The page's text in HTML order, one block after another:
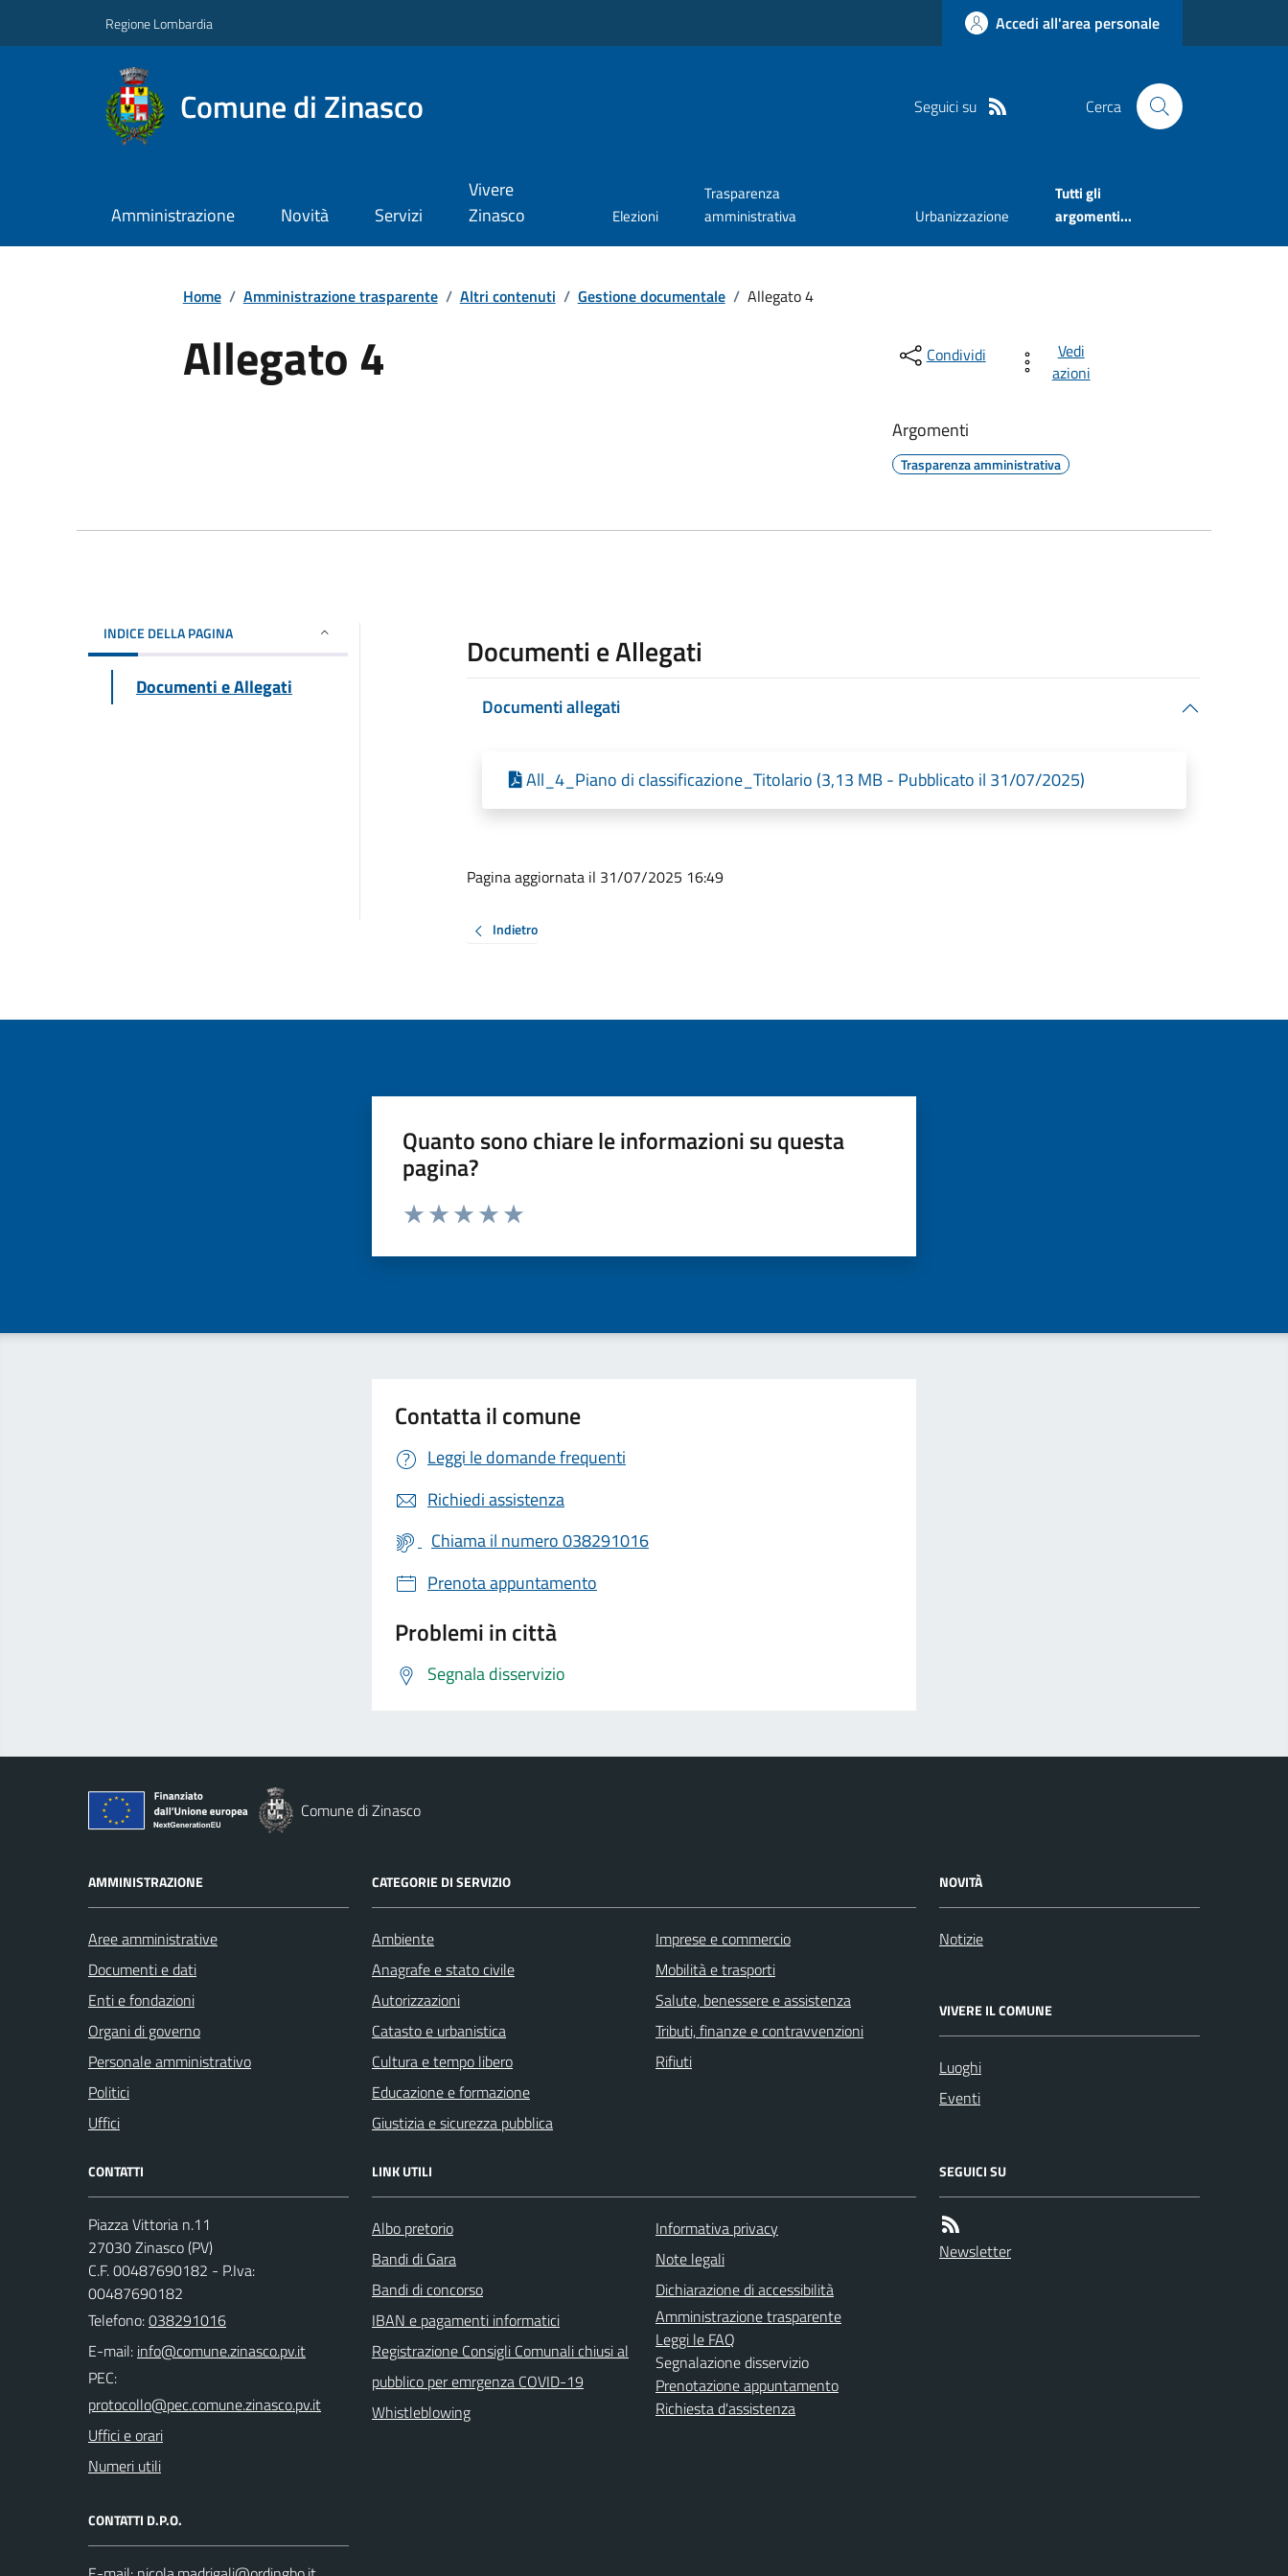
Regione Lombardia Accedi all'area personale
Comune di Zinasco Seguici su Cerca
Amministrazione Novità Servizi
Vivere
Zinasco
Elezioni
Trasparenza
amministrativa
Urbanizzazione
Tutti gli
argomenti...
Home / Amministrazione trasparente / Altri contenuti / Gestione documentale / Allegato 4
Allegato 4 Condividi
Vedi
azioni
Argomenti
Trasparenza amministrativa
INDICE DELLA PAGINA
Documenti e Allegati
Documenti e Allegati
Documenti allegati
All_4_Piano di classificazione_Titolario (3,13 MB - Pubblicato il 31/07/2025)
Pagina aggiornata il 31/07/2025 16:49
Indietro
Quanto sono chiare le informazioni su questa
pagina?
Valuta da 1 a 5 stelle la pagina
Contatta il comune
Leggi le domande frequenti
Richiedi assistenza
Chiama il numero 038291016
Prenota appuntamento
Problemi in città
Segnala disservizio
Comune di Zinasco
AMMINISTRAZIONE
Aree amministrative
Documenti e dati
Enti e fondazioni
Organi di governo
Personale amministrativo
Politici
Uffici
CATEGORIE DI SERVIZIO
Ambiente
Anagrafe e stato civile
Autorizzazioni
Catasto e urbanistica
Cultura e tempo libero
Educazione e formazione
Giustizia e sicurezza pubblica
Imprese e commercio
Mobilità e trasporti
Salute, benessere e assistenza
Tributi, finanze e contravvenzioni
Rifiuti
NOVITÀ
Notizie
VIVERE IL COMUNE
Luoghi
Eventi
CONTATTI
Piazza Vittoria n.11
27030 Zinasco (PV)
C.F. 00487690182 - P.Iva:
00487690182
Telefono:038291016
E-mail:
PEC:
Uffici e orari
Numeri utili
CONTATTI D.P.O.
LINK UTILI
Albo pretorio
Bandi di Gara
Bandi di concorso
IBAN e pagamenti informatici
Registrazione Consigli Comunali chiusi al
pubblico per emrgenza COVID-19
Whistleblowing
Informativa privacy
Note legali
Dichiarazione di accessibilità
Amministrazione trasparente
Leggi le FAQ
Segnalazione disservizio
Prenotazione appuntamento
Richiesta d'assistenza
SEGUICI SU
Newsletter